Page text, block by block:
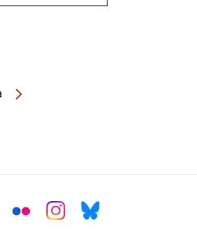
FlickrInstagram
Bluesky